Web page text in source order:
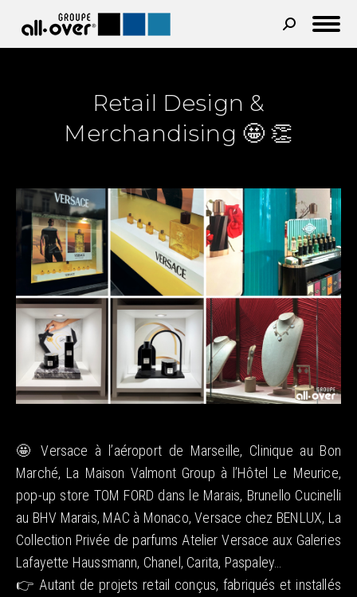
Recherche
:
Retail Design &
Merchandising 🤩 👏
🤩 Versace à l’aéroport de Marseille, Clinique au Bon
Marché, La Maison Valmont Group à l’Hôtel Le Meurice,
pop-up store TOM FORD dans le Marais, Brunello Cucinelli
au BHV Marais, MAC à Monaco, Versace chez BENLUX, La
Collection Privée de parfums Atelier Versace aux Galeries
Lafayette Haussmann, Chanel, Carita, Paspaley…
👉 Autant de projets retail conçus, fabriqués et installés